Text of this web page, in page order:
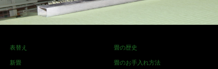
表替え
新畳
畳の歴史
畳のお手入れ方法